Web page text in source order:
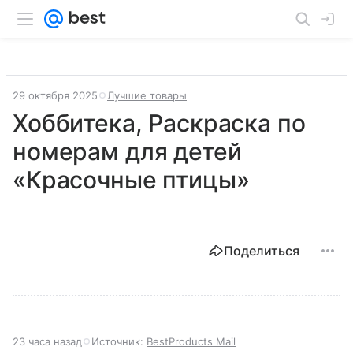
29 октября 2025 Лучшие товары
Хоббитека, Раскраска по
номерам для детей
«Красочные птицы»
Поделиться
23 часа назад Источник: BestProducts Mail